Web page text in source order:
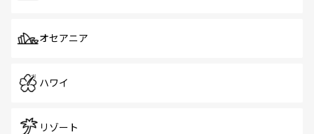
オセアニア
ハワイ
リゾート